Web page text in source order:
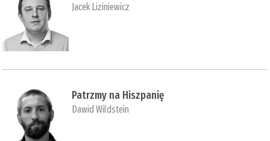
Jacek Liziniewicz
Patrzmy na Hiszpanię
Dawid Wildstein